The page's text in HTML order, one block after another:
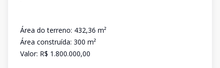
Área do terreno: 432,36 m²
Área construída: 300 m²
Valor: R$ 1.800.000,00